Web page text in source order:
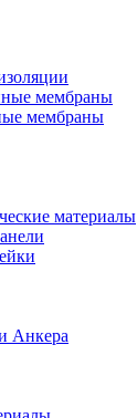
мембраны
мембраны
материалы
Анкера